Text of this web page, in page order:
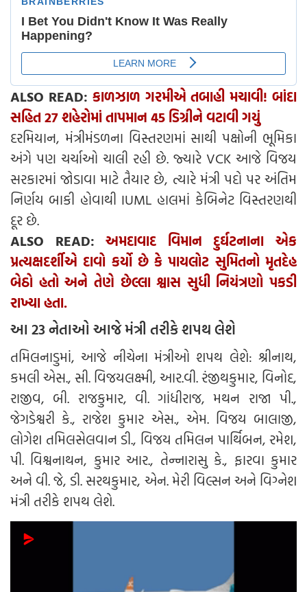
ALSO READ: કાળઝાળ ગરમીએ તબાહી મચાવી! બાંદા
સહિત 27 શહેરોમાં તાપમાન 45 ડિગ્રીને વટાવી ગયું
દરમિયાન, મંત્રીમંડળના વિસ્તરણમાં સાથી પક્ષોની ભૂમિકા
અંગે પણ ચર્ચાઓ ચાલી રહી છે. જ્યારે VCK આજે વિજય
સરકારમાં જોડાવા માટે તૈયાર છે, ત્યારે મંત્રી પદો પર અંતિમ
નિર્ણય બાકી હોવાથી IUML હાલમાં કેબિનેટ વિસ્તરણથી
દૂર છે.
ALSO READ:અમદાવાદ વિમાન દુર્ઘટનાના એક
પ્રત્યક્ષદર્શીએ દાવો કર્યો છે કે પાયલોટ સુમિતનો મૃતદેહ
બેઠો હતો અને તેણે છેલ્લા શ્વાસ સુધી નિયંત્રણો પકડી
રાખ્યા હતા.
આ 23 નેતાઓ આજે મંત્રી તરીકે શપથ લેશે
તમિલનાડુમાં, આજે નીચેના મંત્રીઓ શપથ લેશે: શ્રીનાથ,
કમલી એસ., સી. વિજયલક્ષ્મી, આર.વી. રંજીથકુમાર, વિનોદ,
રાજીવ, બી. રાજકુમાર, વી. ગાંધીરાજ, મથન રાજા પી.,
જેગડેશ્વરી કે., રાજેશ કુમાર એસ., એમ. વિજય બાલાજી,
લોગેશ તમિલસેલવાન ડી., વિજય તમિલન પાર્થિબન, રમેશ,
પી. વિશ્વનાથન, કુમાર આર., તેન્નારાસુ કે., ફારવા કુમાર
અને વી. જે, ડી. સરથકુમાર, એન. મેરી વિલ્સન અને વિગ્નેશ
મંત્રી તરીકે શપથ લેશે.